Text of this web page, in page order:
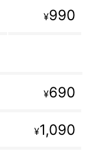
¥990
¥690
¥1,090